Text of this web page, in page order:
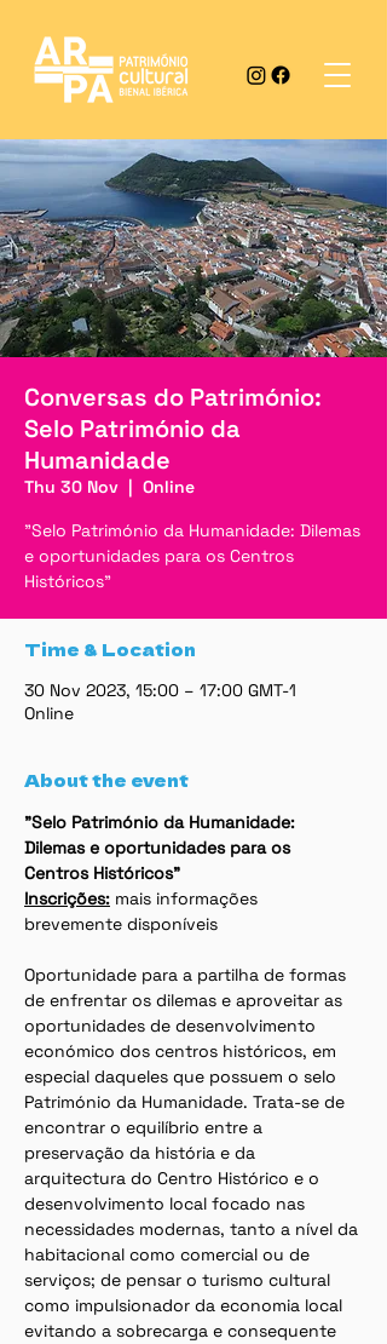
Conversas do Património:
Selo Património da
Humanidade
Thu 30 Nov
  |
Online
"Selo Património da Humanidade: Dilemas
e oportunidades para os Centros
Históricos"
Time & Location
30 Nov 2023, 15:00 – 17:00 GMT-1
Online
About the event
"Selo Património da Humanidade:
Dilemas e oportunidades para os
Centros Históricos"
Inscrições: mais informações
brevemente disponíveis
Oportunidade para a partilha de formas
de enfrentar os dilemas e aproveitar as
oportunidades de desenvolvimento
económico dos centros históricos, em
especial daqueles que possuem o selo
Património da Humanidade. Trata-se de
encontrar o equilíbrio entre a
preservação da história e da
arquitectura do Centro Histórico e o
desenvolvimento local focado nas
necessidades modernas, tanto a nível da
habitacional como comercial ou de
serviços; de pensar o turismo cultural
como impulsionador da economia local
evitando a sobrecarga e consequente